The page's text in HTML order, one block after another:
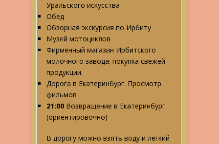
Уральского искусства
Обед
Обзорная экскурсия по Ирбиту
Музей мотоциклов
Фирменный магазин Ирбитского
молочного завода: покупка свежей
продукции.
Дорога в Екатеринбург. Просмотр
фильмов
21:00 Возвращение в Екатеринбург
(ориентировочно)
В дорогу можно взять воду и легкий